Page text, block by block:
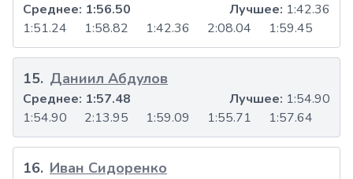
1:51.24 1:58.82 1:42.36 2:08.04 1:59.45
Среднее: 1:56.50 Лучшее: 1:42.36
15. Даниил Абдулов
1:54.90 2:13.95 1:59.09 1:55.71 1:57.64
Среднее: 1:57.48 Лучшее: 1:54.90
16. Иван Сидоренко